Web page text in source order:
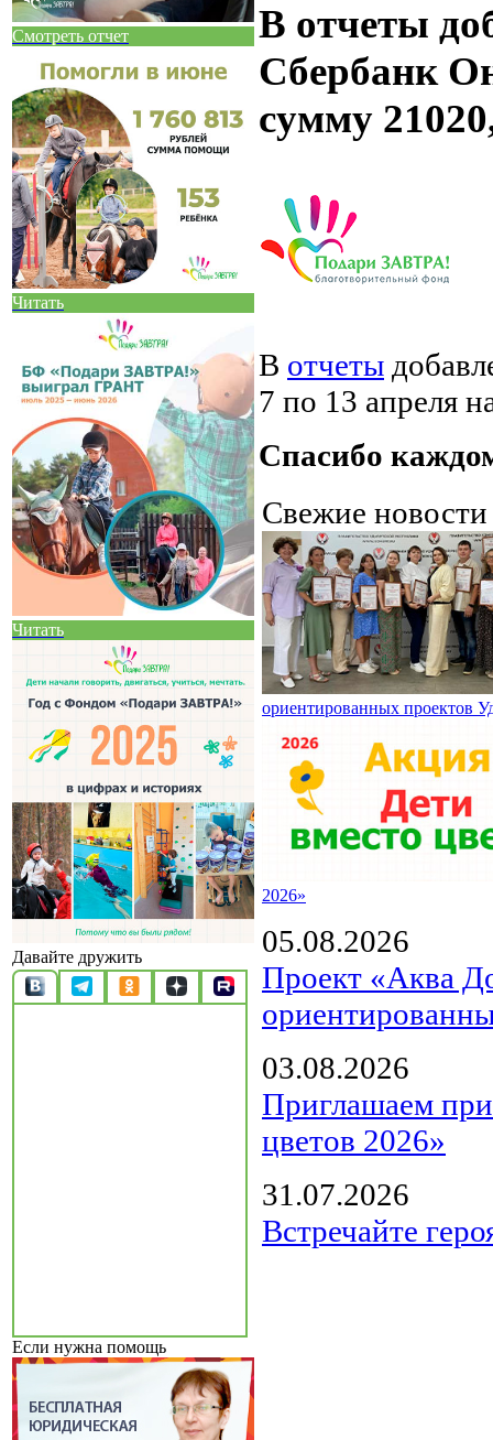
Смотреть отчет
Читать
Читать
Давайте дружить
Если нужна помощь
В отчеты
Сбербанк
сумму
В отчеты
7 по 13 апреля
Спасибо
Свежие
ориентированных проектов
2026»
05.08.2026
Проект «Аква
03.08.2026
Приглашаем
цветов 2026»
31.07.2026
Встречайте